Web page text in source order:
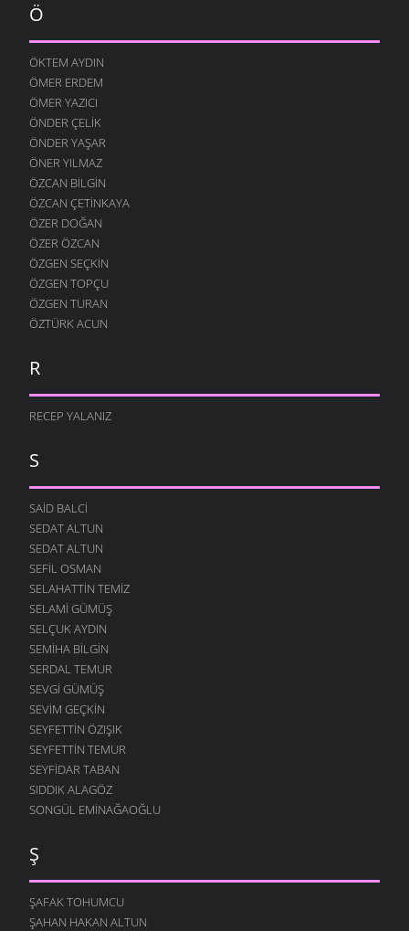
Ö
ÖKTEM AYDIN
ÖMER ERDEM
ÖMER YAZICI
ÖNDER ÇELIK
ÖNDER YAŞAR
ÖNER YILMAZ
ÖZCAN BILGIN
ÖZCAN ÇETINKAYA
ÖZER DOĞAN
ÖZER ÖZCAN
ÖZGEN SEÇKIN
ÖZGEN TOPÇU
ÖZGEN TURAN
ÖZTÜRK ACUN
R
RECEP YALANIZ
S
SAID BALCI
SEDAT ALTUN
SEDAT ALTUN
SEFIL OSMAN
SELAHATTIN TEMIZ
SELAMI GÜMÜŞ
SELÇUK AYDIN
SEMIHA BILGIN
SERDAL TEMUR
SEVGI GÜMÜŞ
SEVIM GEÇKIN
SEYFETTIN ÖZIŞIK
SEYFETTIN TEMUR
SEYFIDAR TABAN
SIDDIK ALAGÖZ
SONGÜL EMINAĞAOĞLU
Ş
ŞAFAK TOHUMCU
ŞAHAN HAKAN ALTUN